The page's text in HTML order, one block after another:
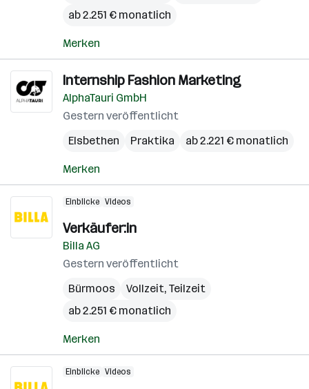
ab 2.251 € monatlich
Merken
Internship Fashion Marketing
AlphaTauri GmbH
Gestern veröffentlicht
Elsbethen
Praktika ab 2.221 € monatlich
Merken
Einblicke Videos
Verkäufer:in
Billa AG
Gestern veröffentlicht
Bürmoos
Vollzeit, Teilzeit
ab 2.251 € monatlich
Merken
Einblicke Videos